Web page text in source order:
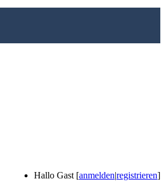
Hallo Gast [anmelden|registrieren]